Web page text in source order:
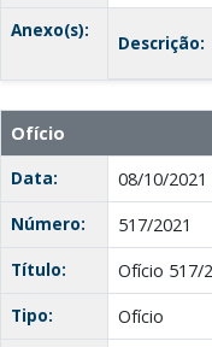
Anexo(s):
Descrição:
Ofício
Data:
08/10/2021
Número:
517/2021
Título:
Ofício 517/
Tipo:
Ofício